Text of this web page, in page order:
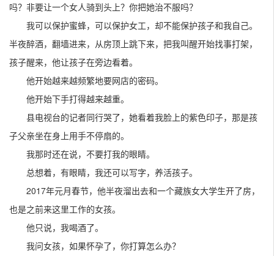
吗？非要让一个女人骑到头上？你把她治不服吗？
我可以保护蜜蜂，可以保护女工，却不能保护孩子和我自己。
半夜醉酒，翻墙进来，从房顶上跳下来，把我叫醒开始找事打架，
孩子醒来，他让孩子在旁边看着。
他开始越来越频繁地要网店的密码。
他开始下手打得越来越重。
县电视台的记者同行哭了，她看着我脸上的紫色印子，那是孩
子父亲坐在身上用手不停扇的。
我那时还在说，不要打我的眼睛。
总想着，有眼睛，我还可以写字，养活孩子。
2017年元月春节，他半夜溜出去和一个藏族女大学生开了房，
也是之前来这里工作的女孩。
他只说，我喝酒了。
我问女孩，如果怀孕了，你打算怎么办？